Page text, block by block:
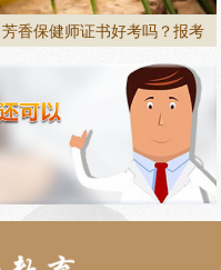
芳香保健师证书好考吗？报考